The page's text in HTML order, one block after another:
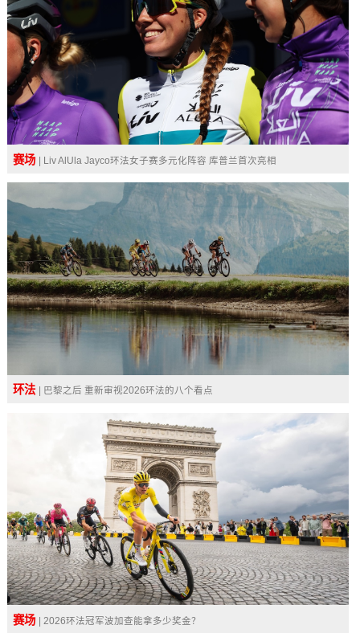
赛场 | Liv AlUla Jayco环法女子赛多元化阵容 库普兰首次亮相
环法 | 巴黎之后 重新审视2026环法的八个看点
赛场 | 2026环法冠军波加查能拿多少奖金？